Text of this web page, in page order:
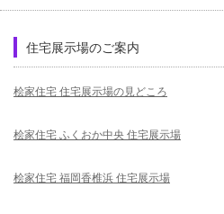
住宅展示場のご案内
桧家住宅 住宅展示場の見どころ
桧家住宅 ふくおか中央 住宅展示場
桧家住宅 福岡香椎浜 住宅展示場